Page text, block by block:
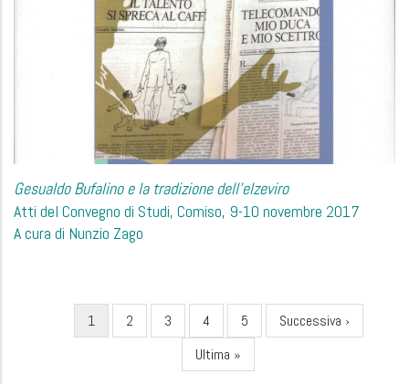
Gesualdo Bufalino e la tradizione dell’elzeviro
Atti del Convegno di Studi, Comiso, 9-10 novembre 2017
A cura di Nunzio Zago
Current
page
1 Page
2 Page
3 Page
4 Page
5
Next
page
Successiva ›
Last
page
Ultima »